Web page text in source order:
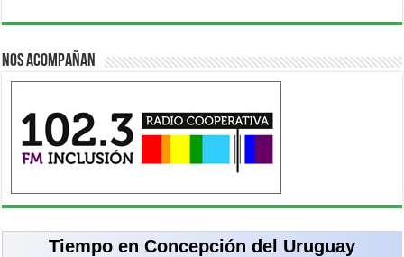
Nos acompañan
Tiempo en Concepción del Uruguay